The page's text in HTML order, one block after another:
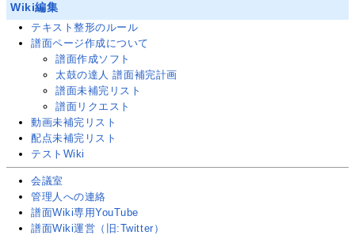
Wiki編集
テキスト整形のルール
譜面ページ作成について
譜面作成ソフト
太鼓の達人 譜面補完計画
譜面未補完リスト
譜面リクエスト
動画未補完リスト
配点未補完リスト
テストWiki
会議室
管理人への連絡
譜面Wiki専用YouTube
譜面Wiki運営 （旧:Twitter）